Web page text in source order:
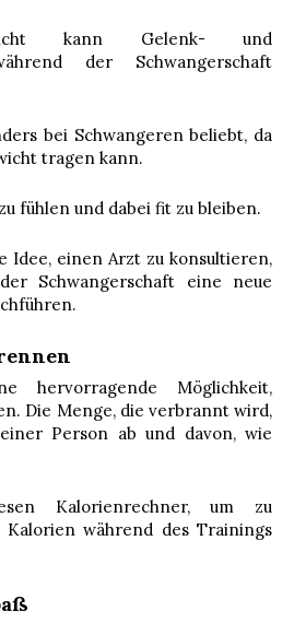
kann Gelenk- und
der Schwangerschaft
bei Schwangeren beliebt, da
tragen kann.
fühlen und dabei fit zu bleiben.
Idee, einen Arzt zu konsultieren,
Schwangerschaft eine neue
hervorragende Möglichkeit,
Die Menge, die verbrannt wird,
Person ab und davon, wie
Kalorienrechner, um zu
während des Trainings